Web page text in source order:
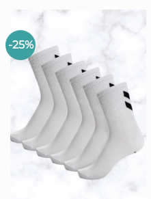
kr.329,00.
-25%